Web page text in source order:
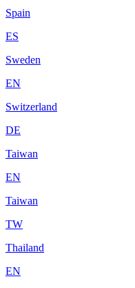
Spain
ES
Sweden
EN
Switzerland
DE
Taiwan
EN
Taiwan
TW
Thailand
EN